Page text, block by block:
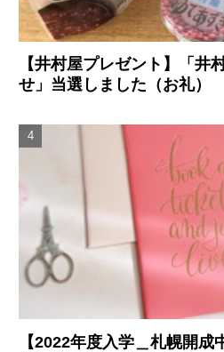
【井村屋プレゼント】「井
せ」当選しました（お礼）
【2022年度入学＿札幌開成